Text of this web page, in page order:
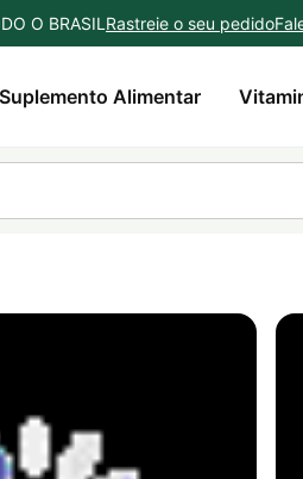
O BRASIL Rastreie o seu pedido
Suplemento Alimentar